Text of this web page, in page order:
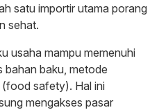
satu importir utama porang
sehat.
usaha mampu memenuhi
bahan baku, metode
safety). Hal ini
mengakses pasar